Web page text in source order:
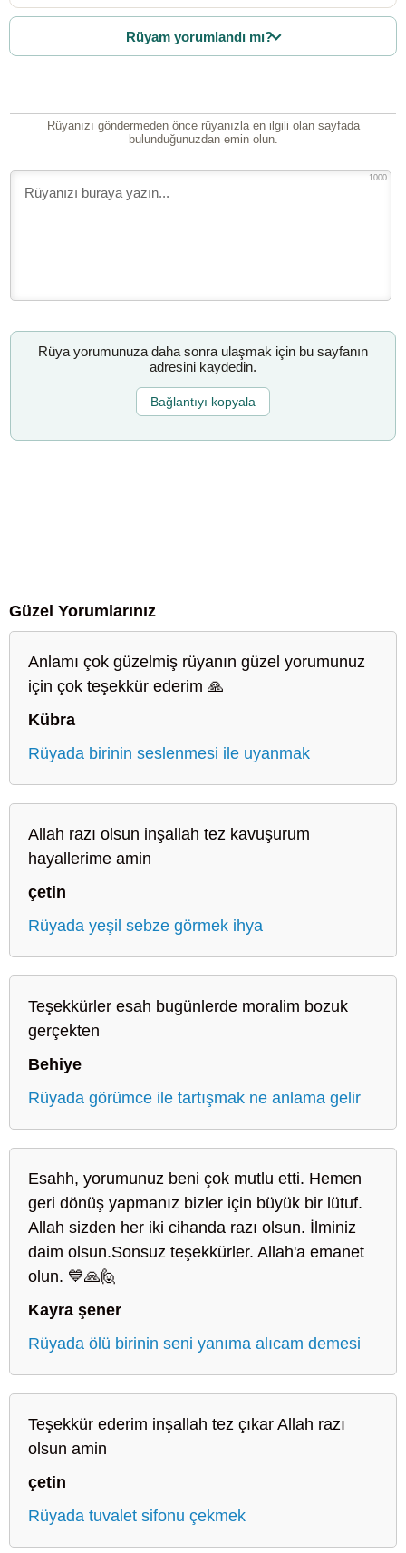
Rüyam yorumlandı mı?
Rüyanızı göndermeden önce rüyanızla en ilgili olan sayfada
bulunduğunuzdan emin olun.
1000
Rüya yorumunuza daha sonra ulaşmak için bu sayfanın
adresini kaydedin.
Bağlantıyı kopyala
Güzel Yorumlarınız
Anlamı çok güzelmiş rüyanın güzel yorumunuz
için çok teşekkür ederim 🙏
Kübra
Rüyada birinin seslenmesi ile uyanmak
Allah razı olsun inşallah tez kavuşurum
hayallerime amin
çetin
Rüyada yeşil sebze görmek ihya
Teşekkürler esah bugünlerde moralim bozuk
gerçekten
Behiye
Rüyada görümce ile tartışmak ne anlama gelir
Esahh, yorumunuz beni çok mutlu etti. Hemen
geri dönüş yapmanız bizler için büyük bir lütuf.
Allah sizden her iki cihanda razı olsun. İlminiz
daim olsun.Sonsuz teşekkürler. Allah'a emanet
olun. 💙🙏🙋
Kayra şener
Rüyada ölü birinin seni yanıma alıcam demesi
Teşekkür ederim inşallah tez çıkar Allah razı
olsun amin
çetin
Rüyada tuvalet sifonu çekmek